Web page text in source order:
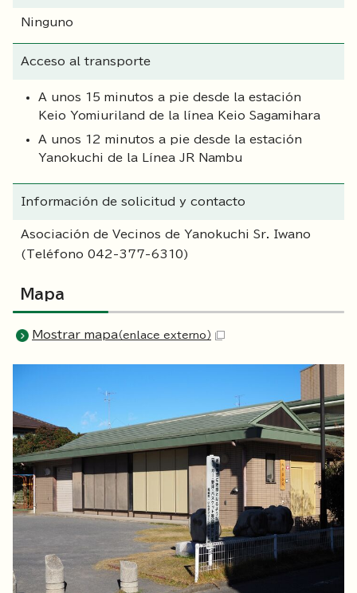
Ninguno
Acceso al transporte
A unos 15 minutos a pie desde la estación
Keio Yomiuriland de la línea Keio Sagamihara
A unos 12 minutos a pie desde la estación
Yanokuchi de la Línea JR Nambu
Información de solicitud y contacto
Asociación de Vecinos de Yanokuchi Sr. Iwano
(Teléfono 042-377-6310)
Mapa
Mostrar mapa（enlace externo）